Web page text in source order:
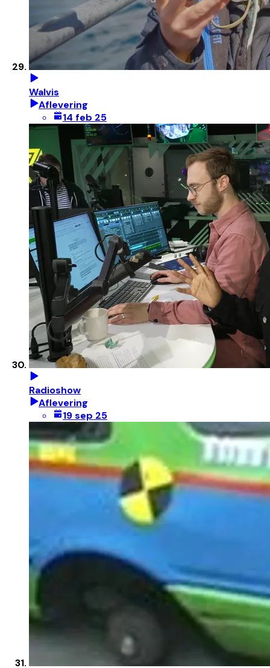
Walvis
Aflevering
14 feb 25
Radioshow
Aflevering
19 sep 25